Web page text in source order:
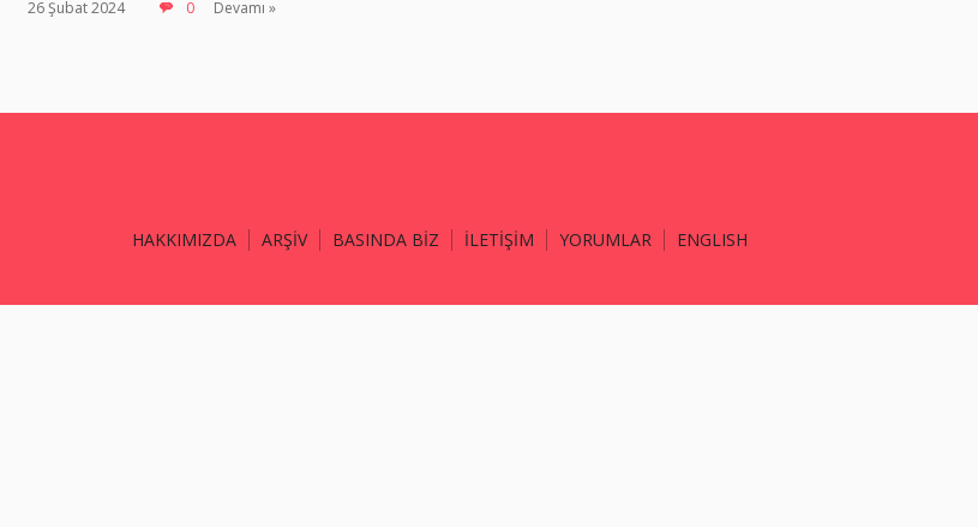
26 Şubat 2024 0 Devamı »
HAKKIMIZDA ARŞİV BASINDA BİZ İLETİŞİM YORUMLAR ENGLISH